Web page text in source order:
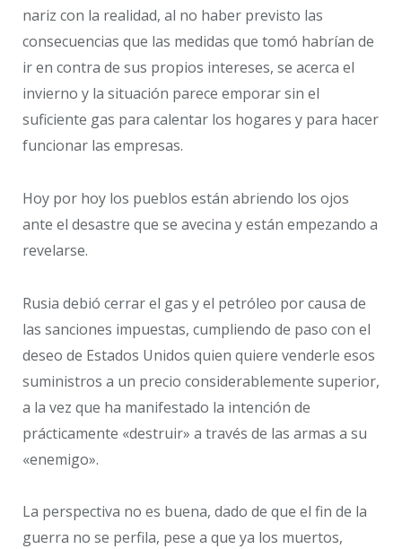
nariz con la realidad, al no haber previsto las
consecuencias que las medidas que tomó habrían de
ir en contra de sus propios intereses, se acerca el
invierno y la situación parece emporar sin el
suficiente gas para calentar los hogares y para hacer
funcionar las empresas.
Hoy por hoy los pueblos están abriendo los ojos
ante el desastre que se avecina y están empezando a
revelarse.
Rusia debió cerrar el gas y el petróleo por causa de
las sanciones impuestas, cumpliendo de paso con el
deseo de Estados Unidos quien quiere venderle esos
suministros a un precio considerablemente superior,
a la vez que ha manifestado la intención de
prácticamente «destruir» a través de las armas a su
«enemigo».
La perspectiva no es buena, dado de que el fin de la
guerra no se perfila, pese a que ya los muertos,